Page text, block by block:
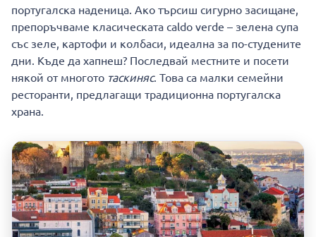
португалска наденица. Ако търсиш сигурно засищане,
препоръчваме класическата caldo verde – зелена супа
със зеле, картофи и колбаси, идеална за по-студените
дни. Къде да хапнеш? Последвай местните и посети
някой от многото таскиняс. Това са малки семейни
ресторанти, предлагащи традиционна португалска
храна.